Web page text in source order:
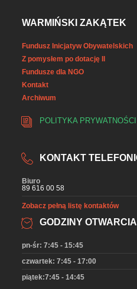
WARMIŃSKI ZAKĄTEK
Fundusz Inicjatyw Obywatelskich
Z pomysłem po dotację II
Fundusze dla NGO
Kontakt
Archiwum
POLITYKA PRYWATNOŚCI
KONTAKT
Biuro
89 616 00 58
Zobacz pełną listę kontaktów
GODZINY OTWARCIA
pn-śr: 7:45 - 15:45
czwartek: 7:45 - 17:00
piątek:7:45 - 14:45